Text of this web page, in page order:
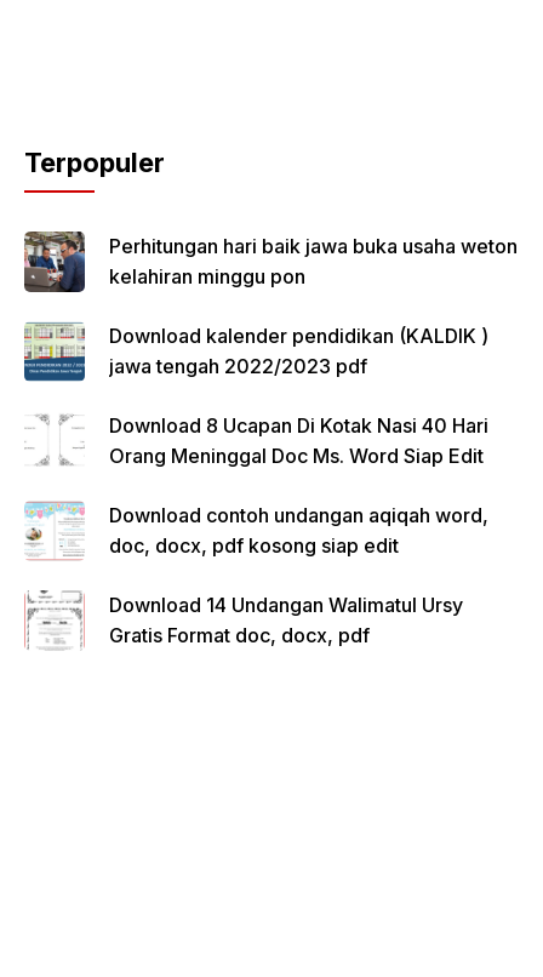
Terpopuler
Perhitungan hari baik jawa buka usaha weton
kelahiran minggu pon
Download kalender pendidikan (KALDIK )
jawa tengah 2022/2023 pdf
Download 8 Ucapan Di Kotak Nasi 40 Hari
Orang Meninggal Doc Ms. Word Siap Edit
Download contoh undangan aqiqah word,
doc, docx, pdf kosong siap edit
Download 14 Undangan Walimatul Ursy
Gratis Format doc, docx, pdf